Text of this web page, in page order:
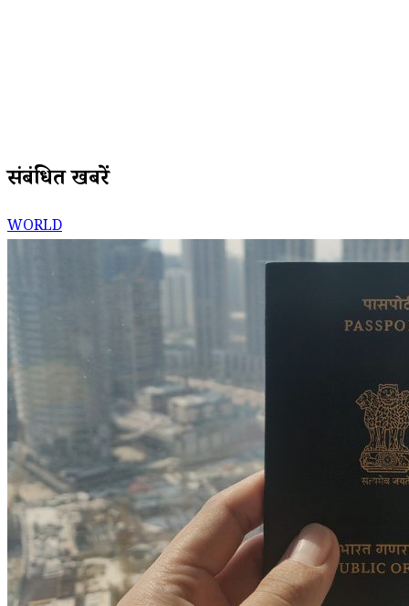
संबंधित खबरें
WORLD